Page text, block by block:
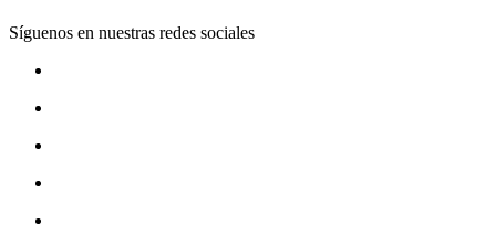
Síguenos en nuestras redes sociales